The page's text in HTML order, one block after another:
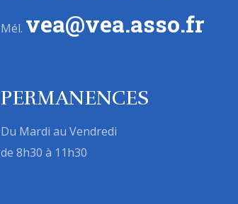
Mél. vea@vea.asso.fr
PERMANENCES
Du Mardi au Vendredi
de 8h30 à 11h30